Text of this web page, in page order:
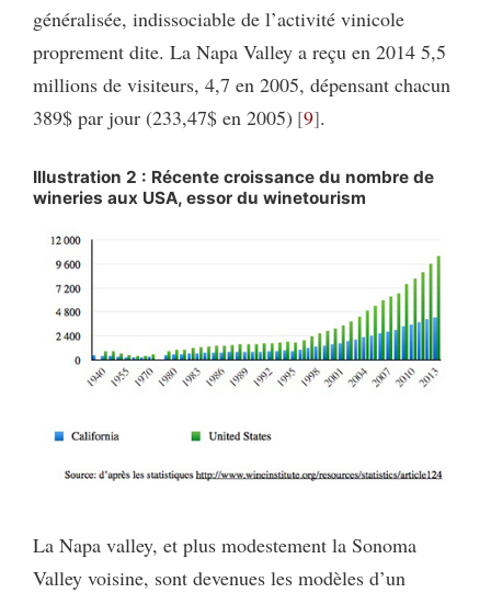
généralisée, indissociable de l’activité vinicole
proprement dite. La Napa Valley a reçu en 2014 5,5
millions de visiteurs, 4,7 en 2005, dépensant chacun
389$ par jour (233,47$ en 2005) 9 .
Illustration 2 : Récente croissance du nombre de
wineries aux USA, essor du winetourism
La Napa valley, et plus modestement la Sonoma
Valley voisine, sont devenues les modèles d’un